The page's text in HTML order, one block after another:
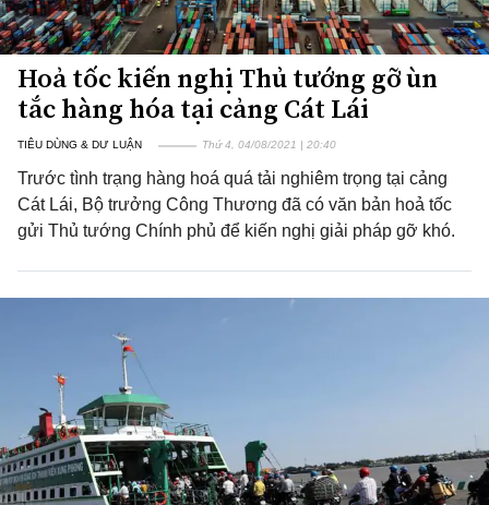
Hoả tốc kiến nghị Thủ tướng gỡ ùn
tắc hàng hóa tại cảng Cát Lái
TIÊU DÙNG & DƯ LUẬN Thứ 4, 04/08/2021 | 20:40
Trước tình trạng hàng hoá quá tải nghiêm trọng tại cảng
Cát Lái, Bộ trưởng Công Thương đã có văn bản hoả tốc
gửi Thủ tướng Chính phủ để kiến nghị giải pháp gỡ khó.